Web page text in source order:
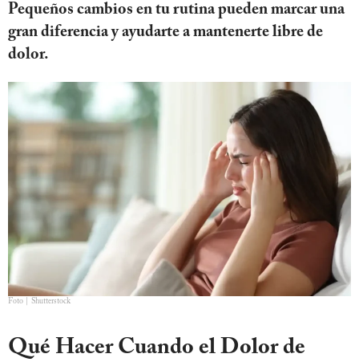
Pequeños cambios en tu rutina pueden marcar una
gran diferencia y ayudarte a mantenerte libre de
dolor.
Foto | Shutterstock
Qué Hacer Cuando el Dolor de